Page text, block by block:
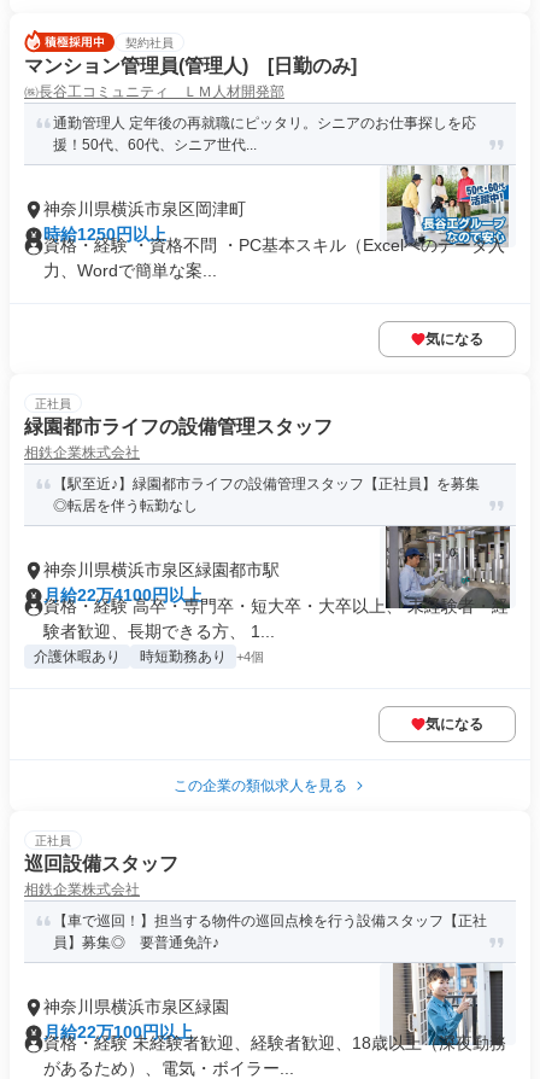
契約社員
マンション管理員(管理人) [日勤のみ]
㈱長谷工コミュニティ ＬＭ人材開発部
通勤管理人 定年後の再就職にピッタリ。シニアのお仕事探しを応
援！50代、60代、シニア世代...
神奈川県横浜市泉区岡津町
時給1250円以上
資格・経験 ・資格不問 ・PC基本スキル（Excelへのデータ入
力、Wordで簡単な案...
気になる
正社員
緑園都市ライフの設備管理スタッフ
相鉄企業株式会社
【駅至近♪】緑園都市ライフの設備管理スタッフ【正社員】を募集
◎転居を伴う転勤なし
神奈川県横浜市泉区緑園都市駅
月給22万4100円以上
資格・経験 高卒・専門卒・短大卒・大卒以上、 未経験者・経
験者歓迎、長期できる方、 1...
介護休暇あり 時短勤務あり +4個
気になる
この企業の類似求人を見る
正社員
巡回設備スタッフ
相鉄企業株式会社
【車で巡回！】担当する物件の巡回点検を行う設備スタッフ【正社
員】募集◎ 要普通免許♪
神奈川県横浜市泉区緑園
月給22万100円以上
資格・経験 未経験者歓迎、経験者歓迎、18歳以上（深夜勤務
があるため）、電気・ボイラー...